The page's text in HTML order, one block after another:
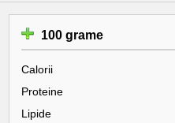
100 grame
Calorii
Proteine
Lipide